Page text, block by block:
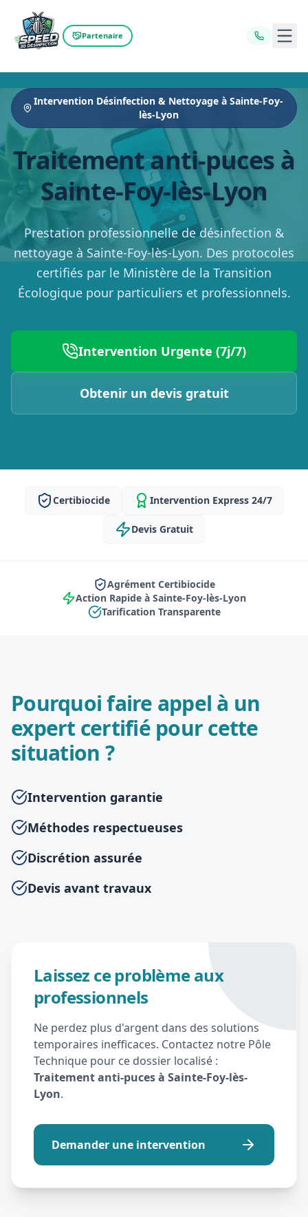
Partenaire
Intervention Désinfection & Nettoyage à Sainte-Foy-
lès-Lyon
Traitement anti-puces à
Sainte-Foy-lès-Lyon
Prestation professionnelle de désinfection &
nettoyage à Sainte-Foy-lès-Lyon. Des protocoles
certifiés par le Ministère de la Transition
Écologique pour particuliers et professionnels.
Intervention Urgente (7j/7)
Obtenir un devis gratuit
Certibiocide Intervention Express 24/7
Devis Gratuit
Agrément Certibiocide
Action Rapide à Sainte-Foy-lès-Lyon
Tarification Transparente
Pourquoi faire appel à un
expert certifié pour cette
situation ?
Intervention garantie
Méthodes respectueuses
Discrétion assurée
Devis avant travaux
Laissez ce problème aux
professionnels
Ne perdez plus d'argent dans des solutions
temporaires inefficaces. Contactez notre Pôle
Technique pour ce dossier localisé :
Traitement anti-puces à Sainte-Foy-lès-
Lyon.
Demander une intervention